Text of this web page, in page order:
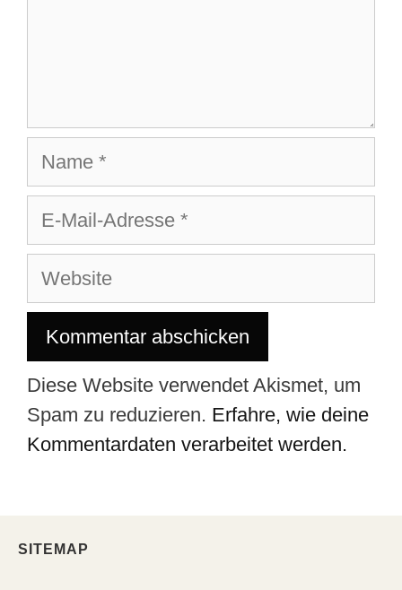
Diese Website verwendet Akismet, um
Spam zu reduzieren. Erfahre, wie deine
Kommentardaten verarbeitet werden.
SITEMAP